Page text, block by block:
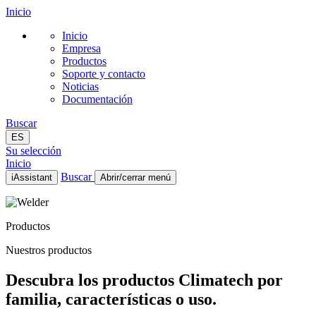
Inicio
Inicio
Empresa
Productos
Soporte y contacto
Noticias
Documentación
Buscar
ES
Su selección
Inicio
iAssistant Buscar Abrir/cerrar menú
Inicio
Productos
Noticias
ES
Productos
Nuestros productos
Descubra los productos Climatech por
familia, características o uso.